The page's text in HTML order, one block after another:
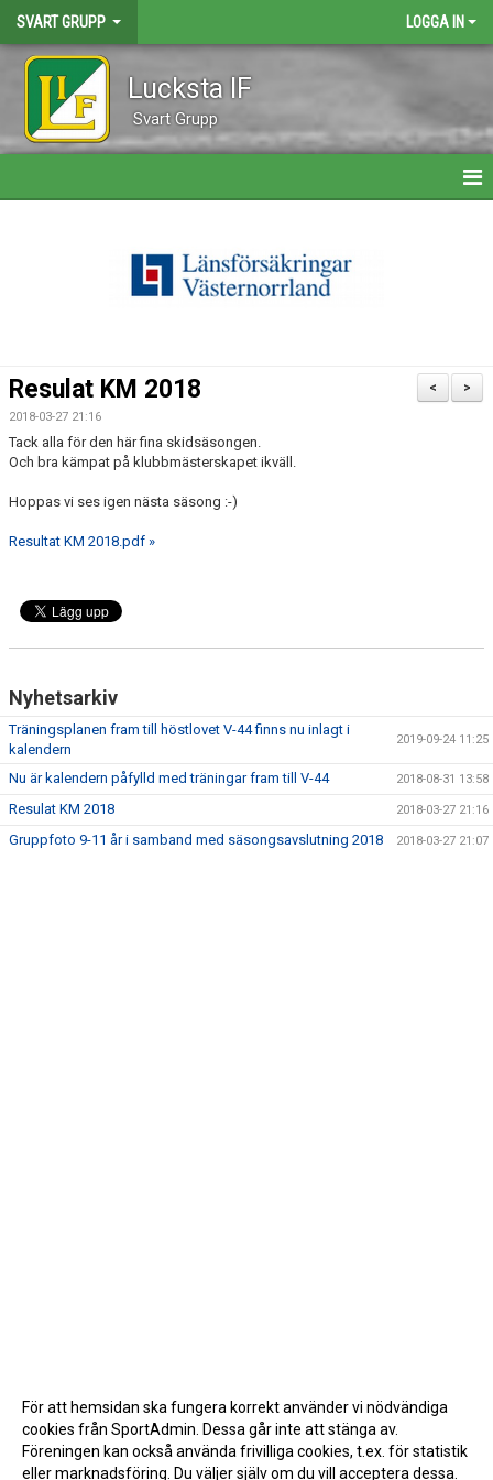
SVART GRUPP LOGGA IN
Lucksta IF
Svart Grupp
BILDGALLERI
KONTAKT
LEDARE
>
<
Resulat KM 2018
2018-03-27 21:16
Tack alla för den här fina skidsäsongen.
Och bra kämpat på klubbmästerskapet ikväll.
Hoppas vi ses igen nästa säsong :-)
Resultat KM 2018.pdf »
Nyhetsarkiv
Träningsplanen fram till höstlovet V-44 finns nu inlagt i
kalendern
2019-09-24 11:25
Nu är kalendern påfylld med träningar fram till V-44 2018-08-31 13:58
Resulat KM 2018 2018-03-27 21:16
Gruppfoto 9-11 år i samband med säsongsavslutning 2018 2018-03-27 21:07
För att hemsidan ska fungera korrekt använder vi nödvändiga
cookies från SportAdmin. Dessa går inte att stänga av.
Föreningen kan också använda frivilliga cookies, t.ex. för statistik
eller marknadsföring. Du väljer själv om du vill acceptera dessa.